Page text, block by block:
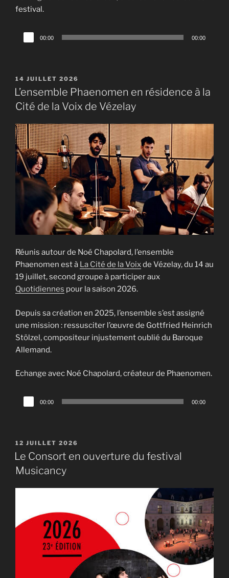
festival.
Lecteur
audio
00:00 00:00
PUBLIÉ
LE
14 JUILLET 2026
L’ensemble Phaenomen en résidence à la
Cité de la Voix de Vézelay
Réunis autour de Noé Chapolard, l’ensemble
Phaenomen est à La Cité de la Voixde Vézelay, du 14 au
19 juillet, second groupe à participer aux
Quotidiennes pour la saison 2026.
Depuis sa création en 2025, l’ensemble s’est assigné
une mission : ressusciter l’œuvre de Gottfried Heinrich
Stölzel, compositeur injustement oublié du Baroque
Allemand.
Echange avec Noé Chapolard, créateur de Phaenomen.
Lecteur
audio
00:00 00:00
PUBLIÉ
LE
12 JUILLET 2026
Le Consort en ouverture du festival
Musicancy